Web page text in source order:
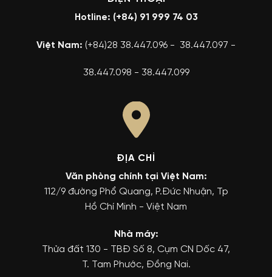
Hotline: (+84) 91 999 74 03
Việt Nam: (+84)28 38.447.096 - 38.447.097 -
38.447.098 - 38.447.099
ĐỊA CHỈ
Văn phòng chính tại Việt Nam:
112/9 đường Phổ Quang, P.Đức Nhuận, Tp
Hồ Chí Minh - Việt Nam
Nhà máy:
Thửa đất 130 - TBĐ Số 8, Cụm CN Dốc 47,
T. Tam Phước, Đồng Nai.